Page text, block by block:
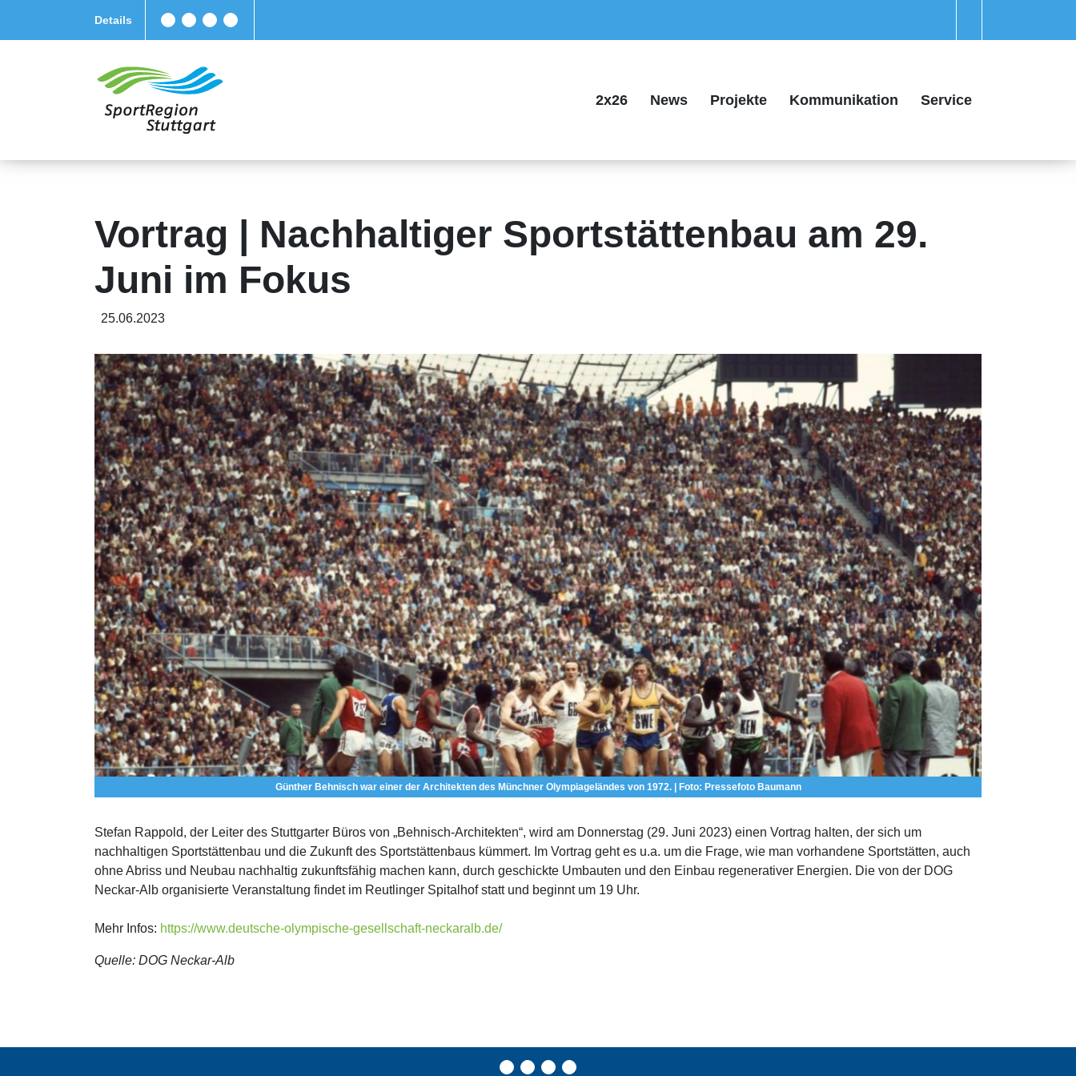
Details
2x26 News Projekte Kommunikation Service
Vortrag | Nachhaltiger Sportstättenbau am 29.
Juni im Fokus
25.06.2023
Günther Behnisch war einer der Architekten des Münchner Olympiageländes von 1972. | Foto: Pressefoto Baumann
Stefan Rappold, der Leiter des Stuttgarter Büros von „Behnisch-Architekten“, wird am Donnerstag (29. Juni 2023) einen Vortrag halten, der sich um
nachhaltigen Sportstättenbau und die Zukunft des Sportstättenbaus kümmert. Im Vortrag geht es u.a. um die Frage, wie man vorhandene Sportstätten, auch
ohne Abriss und Neubau nachhaltig zukunftsfähig machen kann, durch geschickte Umbauten und den Einbau regenerativer Energien. Die von der DOG
Neckar-Alb organisierte Veranstaltung findet im Reutlinger Spitalhof statt und beginnt um 19 Uhr.
Mehr Infos: https://www.deutsche-olympische-gesellschaft-neckaralb.de/
Quelle: DOG Neckar-Alb